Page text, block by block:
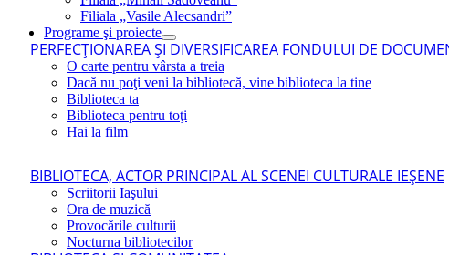
Filiala „Vasile Alecsandri”
Programe şi proiecte
PERFECŢIONAREA ŞI DIVERSIFICAREA FONDULUI DE
O carte pentru vârsta a treia
Dacă nu poţi veni la bibliotecă, vine biblioteca la tine
Biblioteca ta
Biblioteca pentru toţi
Hai la film
BIBLIOTECA, ACTOR PRINCIPAL AL SCENEI CULTURALE IEŞENE
Scriitorii Iaşului
Ora de muzică
Provocările culturii
Nocturna bibliotecilor